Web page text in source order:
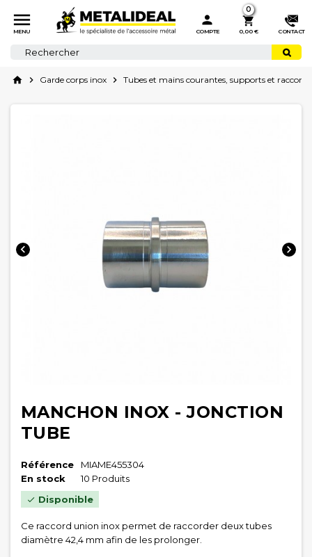

MENU

COMPTE

0,00 €
0
CONTACT
home  Garde corps inox  Tubes et mains courantes, supports et raccords
 
MANCHON INOX - JONCTION
TUBE
Référence
MIAME455304
En stock
10 Produits
 Disponible
Ce raccord union inox permet de raccorder deux tubes
diamètre 42,4 mm afin de les prolonger.